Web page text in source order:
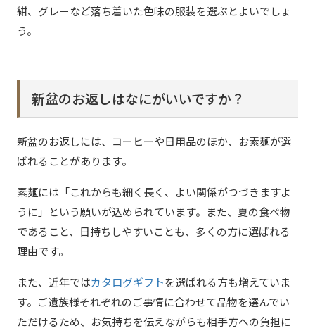
紺、グレーなど落ち着いた色味の服装を選ぶとよいでしょ
う。
新盆のお返しはなにがいいですか？
新盆のお返しには、コーヒーや日用品のほか、お素麺が選
ばれることがあります。
素麺には「これからも細く長く、よい関係がつづきますよ
うに」という願いが込められています。また、夏の食べ物
であること、日持ちしやすいことも、多くの方に選ばれる
理由です。
また、近年ではカタログギフトを選ばれる方も増えていま
す。ご遺族様それぞれのご事情に合わせて品物を選んでい
ただけるため、お気持ちを伝えながらも相手方への負担に